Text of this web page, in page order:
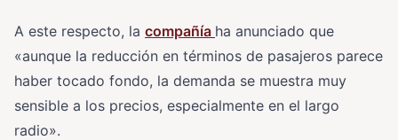
A este respecto, la compañía ha anunciado que
«aunque la reducción en términos de pasajeros parece
haber tocado fondo, la demanda se muestra muy
sensible a los precios, especialmente en el largo
radio».